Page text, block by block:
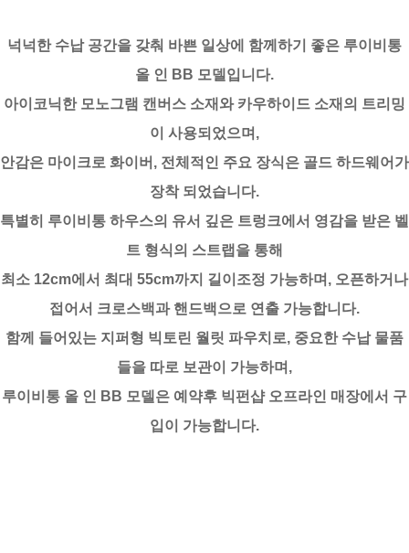
넉넉한 수납 공간을 갖춰 바쁜 일상에 함께하기 좋은 루이비통
올 인 BB 모델입니다.
아이코닉한 모노그램 캔버스 소재와 카우하이드 소재의 트리밍
이 사용되었으며,
안감은 마이크로 화이버, 전체적인 주요 장식은 골드 하드웨어가
장착 되었습니다.
특별히 루이비통 하우스의 유서 깊은 트렁크에서 영감을 받은 벨
트 형식의 스트랩을 통해
최소 12cm에서 최대 55cm까지 길이조정 가능하며, 오픈하거나
접어서 크로스백과 핸드백으로 연출 가능합니다.
함께 들어있는 지퍼형 빅토린 월릿 파우치로, 중요한 수납 물품
들을 따로 보관이 가능하며,
루이비통 올 인 BB 모델은 예약후 빅펀샵 오프라인 매장에서 구
입이 가능합니다.